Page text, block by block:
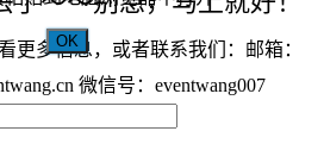
更多信息，或者联系我们：邮箱：
微信号：eventwang007
OK